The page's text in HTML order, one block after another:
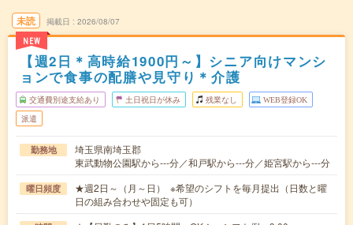
未読
NEW
掲載日 2026/08/07
【週2日＊高時給1900円～】シニア向けマンシ
ョンで食事の配膳や見守り＊介護
交通費別途支給あり 土日祝日が休み 残業なし WEB登録OK
派遣
勤務地
埼玉県南埼玉郡
東武動物公園駅から---分／和戸駅から---分／姫宮駅から---分
曜日頻度
★週2日～（月～日） ※希望のシフトを毎月提出（日数と曜
日の組み合わせや固定も可）